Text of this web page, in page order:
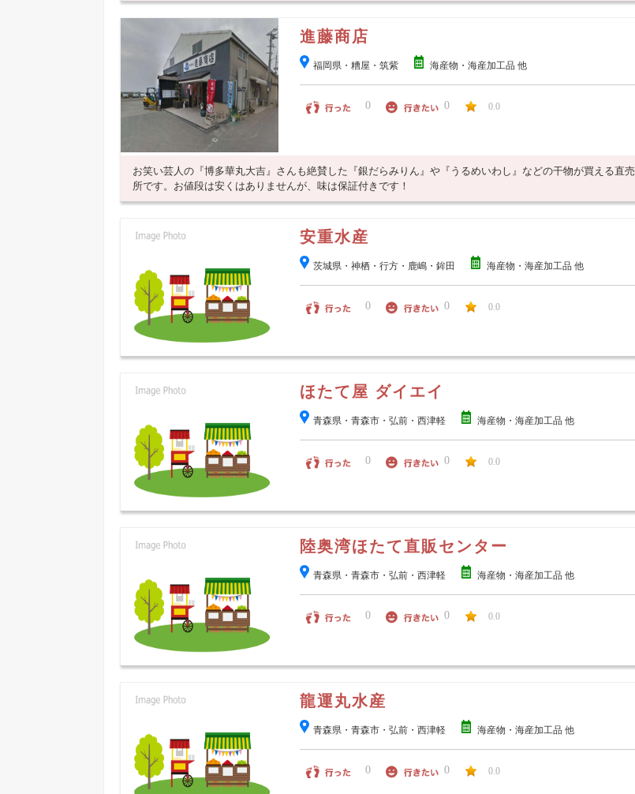
進藤商店
福岡県・糟屋・筑紫 海産物・海産加工品 他
0 0 0.0
お笑い芸人の『博多華丸大吉』さんも絶賛した『銀だらみりん』や『うるめいわし』などの干物が買える直売
所です。お値段は安くはありませんが、味は保証付きです！
安重水産
茨城県・神栖・行方・鹿嶋・鉾田 海産物・海産加工品 他
0 0 0.0
ほたて屋 ダイエイ
青森県・青森市・弘前・西津軽 海産物・海産加工品 他
0 0 0.0
陸奥湾ほたて直販センター
青森県・青森市・弘前・西津軽 海産物・海産加工品 他
0 0 0.0
龍運丸水産
青森県・青森市・弘前・西津軽 海産物・海産加工品 他
0 0 0.0